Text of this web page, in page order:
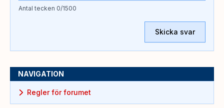
Antal tecken 0/1500
Skicka svar
NAVIGATION
Regler för forumet